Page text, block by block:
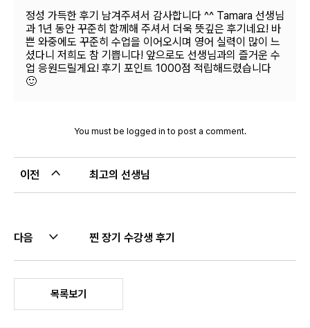
정성 가득한 후기 남겨주셔서 감사합니다 ^^ Tamara 선생님
과 1년 동안 꾸준히 함께해 주셔서 더욱 뜻깊은 후기네요! 바
쁜 와중에도 꾸준히 수업을 이어오시며 영어 실력이 많이 느
셨다니 저희도 참 기쁩니다! 앞으로도 선생님과의 즐거운 수
업 응원드릴게요! 후기 포인트 1000점 적립해드렸습니다
🙂
You must be logged in to post a comment.
이전 최고의 선생님
다음 찐 장기 수강생 후기
목록보기